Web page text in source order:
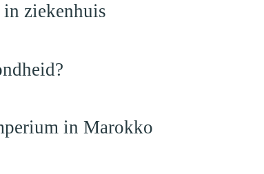
ziekenhuis
in Marokko